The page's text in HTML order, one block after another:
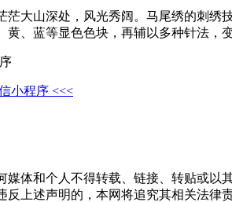
大山深处，风光秀阔。马尾绣的刺
、蓝等显色色块，再辅以多种针法
小程序 <<<
体和个人不得转载、链接、转贴或以
上述声明的，本网将追究其相关法律责